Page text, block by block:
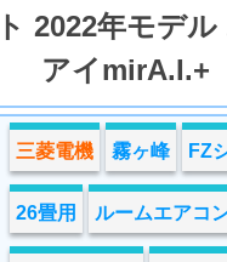
2022年モデル
アイmirA.I.+
三菱電機 霧ヶ峰 FZ
26畳用 ルームエアコ